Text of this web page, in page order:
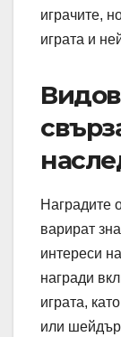
играчите,
играта и
Наградите
варират
интереси
награди
играта,
или